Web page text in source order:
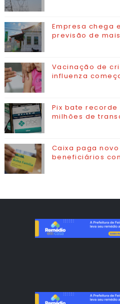
Empresa chega
previsão de
Vacinação de
influenza
Pix bate recorde
milhões de
Caixa paga
beneficiários